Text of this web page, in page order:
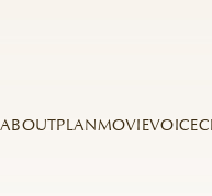
ABOUT PLANMOVIEVOICE